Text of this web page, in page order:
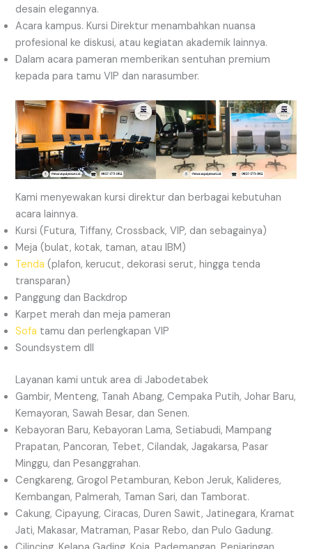
desain elegannya.
Acara kampus. Kursi Direktur menambahkan nuansa
profesional ke diskusi, atau kegiatan akademik lainnya.
Dalam acara pameran memberikan sentuhan premium
kepada para tamu VIP dan narasumber.
Kami menyewakan kursi direktur dan berbagai kebutuhan
acara lainnya.
Kursi (Futura, Tiffany, Crossback, VIP, dan sebagainya)
Meja (bulat, kotak, taman, atau IBM)
Tenda(plafon, kerucut, dekorasi serut, hingga tenda
transparan)
Panggung dan Backdrop
Karpet merah dan meja pameran
Sofa tamu dan perlengkapan VIP
Soundsystem dll
Layanan kami untuk area di Jabodetabek
Gambir, Menteng, Tanah Abang, Cempaka Putih, Johar Baru,
Kemayoran, Sawah Besar, dan Senen.
Kebayoran Baru, Kebayoran Lama, Setiabudi, Mampang
Prapatan, Pancoran, Tebet, Cilandak, Jagakarsa, Pasar
Minggu, dan Pesanggrahan.
Cengkareng, Grogol Petamburan, Kebon Jeruk, Kalideres,
Kembangan, Palmerah, Taman Sari, dan Tamborat.
Cakung, Cipayung, Ciracas, Duren Sawit, Jatinegara, Kramat
Jati, Makasar, Matraman, Pasar Rebo, dan Pulo Gadung.